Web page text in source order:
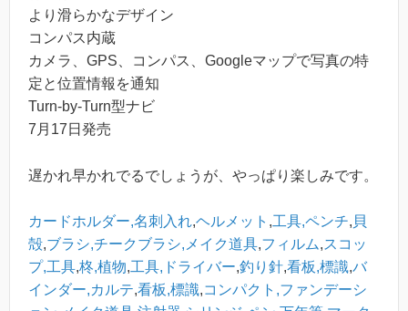
より滑らかなデザイン
コンパス内蔵
カメラ、GPS、コンパス、Googleマップで写真の特
定と位置情報を通知
Turn-by-Turn型ナビ
7月17日発売
遅かれ早かれでるでしょうが、やっぱり楽しみです。
カードホルダー,名刺入れ,ヘルメット ,工具,ペンチ, 貝
殻,ブラシ,チークブラシ,メイク道具,フィルム,スコッ
プ,工具,柊,植物,工具,ドライバー,釣り針,看板,標識,バ
インダー,カルテ,看板,標識,コンパクト,ファンデーシ